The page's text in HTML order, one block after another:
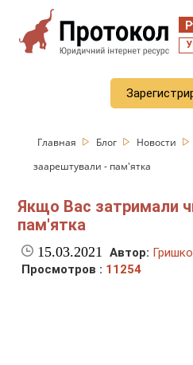
Главная Блог Новости
заарештували - пам'ятка
Якщо Вас затримали
пам'ятка
15.03.2021 Автор:
Просмотров : 11254